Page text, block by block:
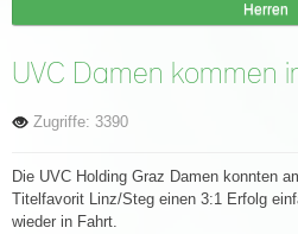
Herren
UVC Damen kommen
Zugriffe: 3390
Die UVC Holding Graz Damen konnten
Titelfavorit Linz/Steg einen 3:1 Erfolg
wieder in Fahrt.